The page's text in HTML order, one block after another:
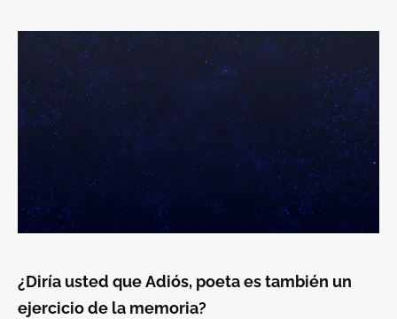
¿Diría usted queAdiós, poetaes también un
ejercicio de la memoria?